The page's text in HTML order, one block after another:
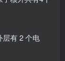
层有 2 个电